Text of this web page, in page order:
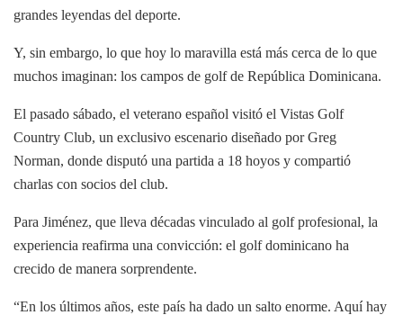
grandes leyendas del deporte.
Y, sin embargo, lo que hoy lo maravilla está más cerca de lo que
muchos imaginan: los campos de golf de República Dominicana.
El pasado sábado, el veterano español visitó el Vistas Golf
Country Club, un exclusivo escenario diseñado por Greg
Norman, donde disputó una partida a 18 hoyos y compartió
charlas con socios del club.
Para Jiménez, que lleva décadas vinculado al golf profesional, la
experiencia reafirma una convicción: el golf dominicano ha
crecido de manera sorprendente.
“En los últimos años, este país ha dado un salto enorme. Aquí hay